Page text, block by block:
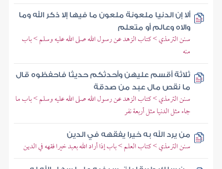
ألا إن الدنيا ملعونة ملعون ما فيها إلا ذكر الله وما
والاه وعالم أو متعلم
سنن الترمذي > كتاب الزهد عن رسول الله صلى الله عليه وسلم > باب
منه
ثلاثة أقسم عليهن وأحدثكم حديثا فاحفظوه قال
ما نقص مال عبد من صدقة
سنن الترمذي > كتاب الزهد عن رسول الله صلى الله عليه وسلم > باب ما
جاء مثل الدنيا مثل أربعة نفر
من يرد الله به خيرا يفقهه في الدين
سنن الترمذي > كتاب العلم > باب إذا أراد الله بعبد خيرا فقهه في الدين